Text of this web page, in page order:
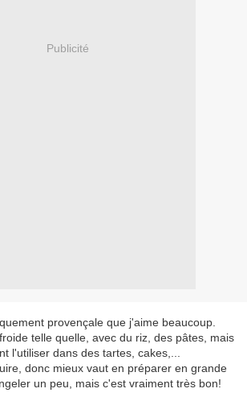
Publicité
provençale que j'aime beaucoup.
telle quelle, avec du riz, des pâtes, mais
l'utiliser dans des tartes, cakes,...
donc mieux vaut en préparer en grande
un peu, mais c'est vraiment très bon!